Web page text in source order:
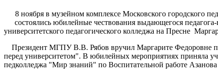
8 ноября в музейном комплексе Московского городского
состоялись юбилейные чествования выдающегося
университетского педагогического колледжа на Пресне
Президент МГПУ В.В. Рябов вручил Маргарите Федоровне
перед университетом". В юбилейных мероприятиях приняла
педколледжа "Мир знаний" по Воспитательной работе